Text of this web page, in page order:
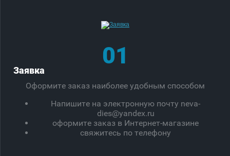
01
Заявка
Оформите заказ наиболее удобным способом
Напишите на электронную почту neva-
dies@yandex.ru
оформите заказ в Интернет-магазине
свяжитесь по телефону